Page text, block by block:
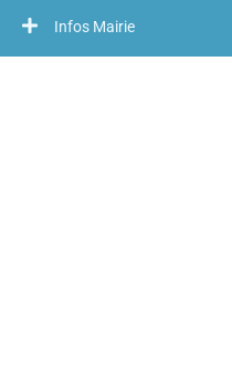
Infos Mairie